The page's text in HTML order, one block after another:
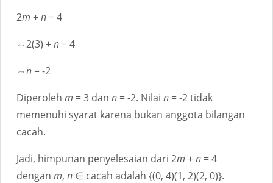
2m +n = 4
⇔2(3) +n = 4
⇔n = -2
Diperoleh m = 3 dan n = -2. Nilai n = -2 tidak
memenuhi syarat karena bukan anggota bilangan
cacah.
Jadi, himpunan penyelesaian dari 2m +n = 4
dengan m, n ∈ cacah adalah {(0, 4)(1, 2)(2, 0)}.